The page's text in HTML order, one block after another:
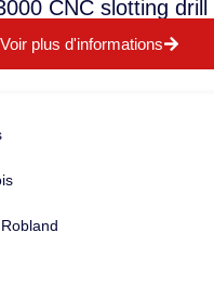
CNC slotting drill
Voir plus d'informations